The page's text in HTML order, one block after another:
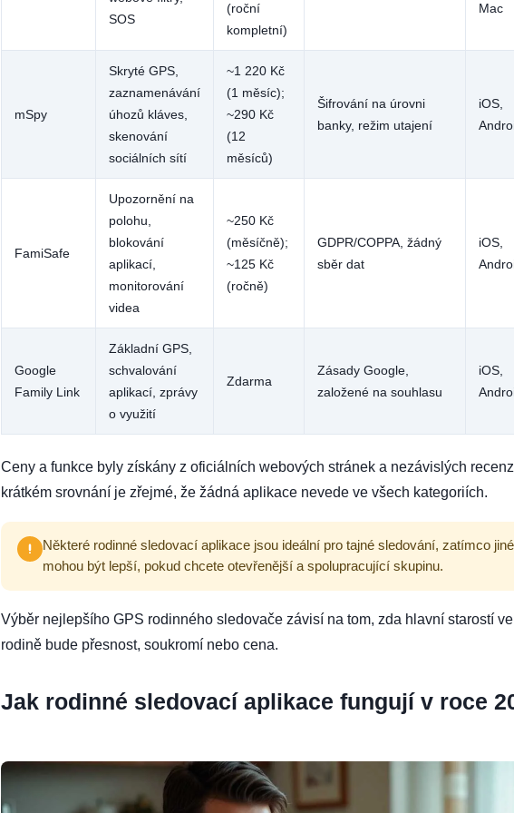
SOS
(roční
kompletní)
Mac
mSpy
Skryté GPS,
zaznamenávání
úhozů kláves,
skenování
sociálních sítí
~1 220 Kč
(1 měsíc);
~290 Kč
(12
měsíců)
Šifrování na úrovni
banky, režim utajení
iOS,
FamiSafe
Upozornění na
polohu,
blokování
aplikací,
monitorování
videa
~250 Kč
(měsíčně);
~125 Kč
(ročně)
GDPR/COPPA, žádný
sběr dat
iOS,
Google
Family Link
Základní GPS,
schvalování
aplikací, zprávy
o využití
Zdarma
Zásady Google,
založené na souhlasu
iOS,
Ceny a funkce byly získány z oficiálních webových stránek a nezávislých
krátkém srovnání je zřejmé, že žádná aplikace nevede ve všech kategoriích.
Některé rodinné sledovací aplikace jsou ideální pro tajné sledování, zatímco jiné
mohou být lepší, pokud chcete otevřenější a spolupracující skupinu.
Výběr nejlepšího GPS rodinného sledovače závisí na tom, zda hlavní starostí
rodině bude přesnost, soukromí nebo cena.
Jak rodinné sledovací aplikace fungují v roce